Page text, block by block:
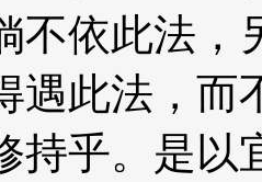
不依此法，
遇此法，而
持乎。是以